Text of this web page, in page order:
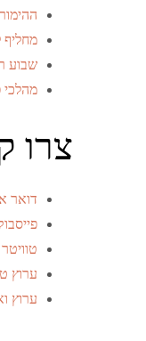
מחליף
שבוע
מהלכי
צרו
דואר
טוויטר
ערוץ
ערוץ